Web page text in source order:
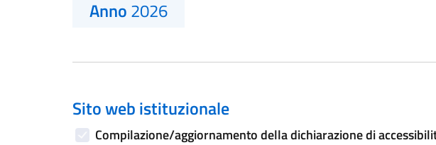
Anno2026
Sito web istituzionale
Compilazione/aggiornamento della dichiarazione di